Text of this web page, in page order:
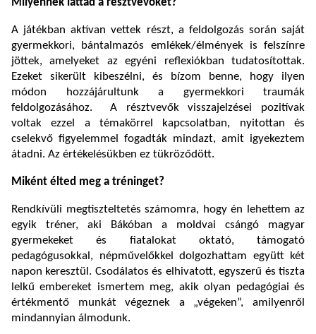
A játékban aktívan vettek részt, a feldolgozás során saját
gyermekkori, bántalmazós emlékek/élmények is felszínre
jöttek, amelyeket az egyéni reflexiókban tudatosítottak.
Ezeket sikerült kibeszélni, és bízom benne, hogy ilyen
módon hozzájárultunk a gyermekkori traumák
feldolgozásához.
A résztvevők visszajelzései pozitívak
voltak ezzel a témakörrel kapcsolatban, nyitottan és
cselekvő figyelemmel fogadták mindazt, amit igyekeztem
átadni. Az értékelésükben ez tükröződött.
Miként élted meg a tréninget?
Rendkívüli megtiszteltetés számomra, hogy én lehettem az
egyik tréner, aki Bákóban a moldvai csángó magyar
gyermekeket és fiatalokat oktató, támogató
pedagógusokkal, népművelőkkel dolgozhattam együtt két
napon keresztül. Csodálatos és elhivatott, egyszerű és tiszta
lelkű embereket ismertem meg, akik olyan pedagógiai és
értékmentő munkát végeznek a „végeken”, amilyenről
mindannyian álmodunk.